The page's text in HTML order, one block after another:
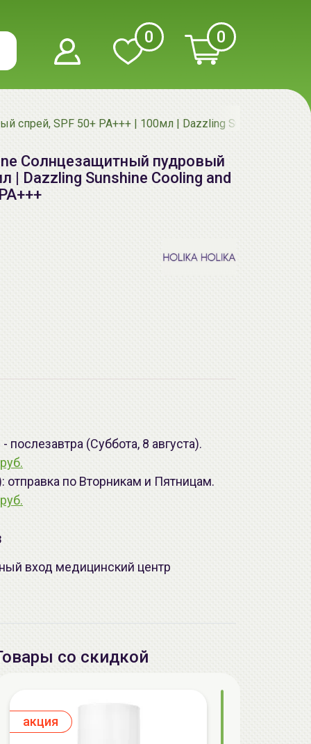
0 0
SPF 50+ PA+++ | 100мл | Dazzling Sunshine
Солнцезащитный пудровый
| Dazzling Sunshine Cooling and
(Суббота, 8 августа).
отправка по Вторникам и Пятницам.
вход медицинский центр
со скидкой
aкция